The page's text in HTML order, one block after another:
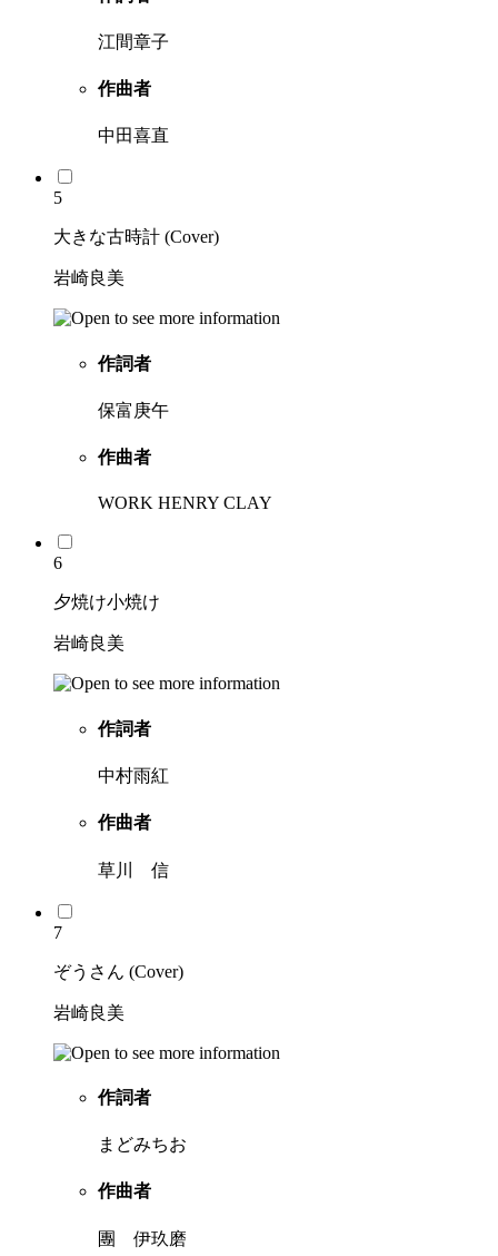
江間章子
作曲者
中田喜直
5
大きな古時計 (Cover)
岩崎良美
作詞者
保富庚午
作曲者
WORK HENRY CLAY
6
夕焼け小焼け
岩崎良美
作詞者
中村雨紅
作曲者
草川 信
7
ぞうさん (Cover)
岩崎良美
作詞者
まどみちお
作曲者
團 伊玖磨